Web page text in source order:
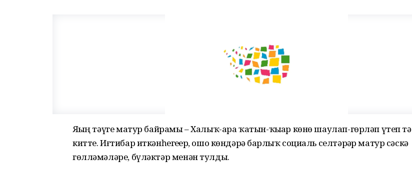
Яҙҙың тәүге матур байрамы – Халыҡ-ара ҡатын-ҡыҙҙар көнө шаулап-гөрләп үтеп тә
китте. Иғтибар иткәнһегеҙҙер, ошо көндәрҙә барлыҡ социаль селтәрҙәр матур сәскә
гөлләмәләре, бүләктәр менән тулды.